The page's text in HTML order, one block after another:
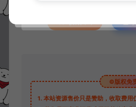
©版权免
1. 本站资源售价只是赞助，收取费用